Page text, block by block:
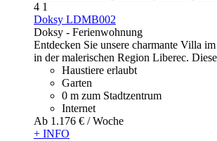
4 1
Doksy LDMB002
Doksy - Ferienwohnung
Entdecken Sie unsere charmante Villa
in der malerischen Region Liberec.
Haustiere erlaubt
Garten
0 m zum Stadtzentrum
Internet
Ab 1.176 € / Woche
+ INFO